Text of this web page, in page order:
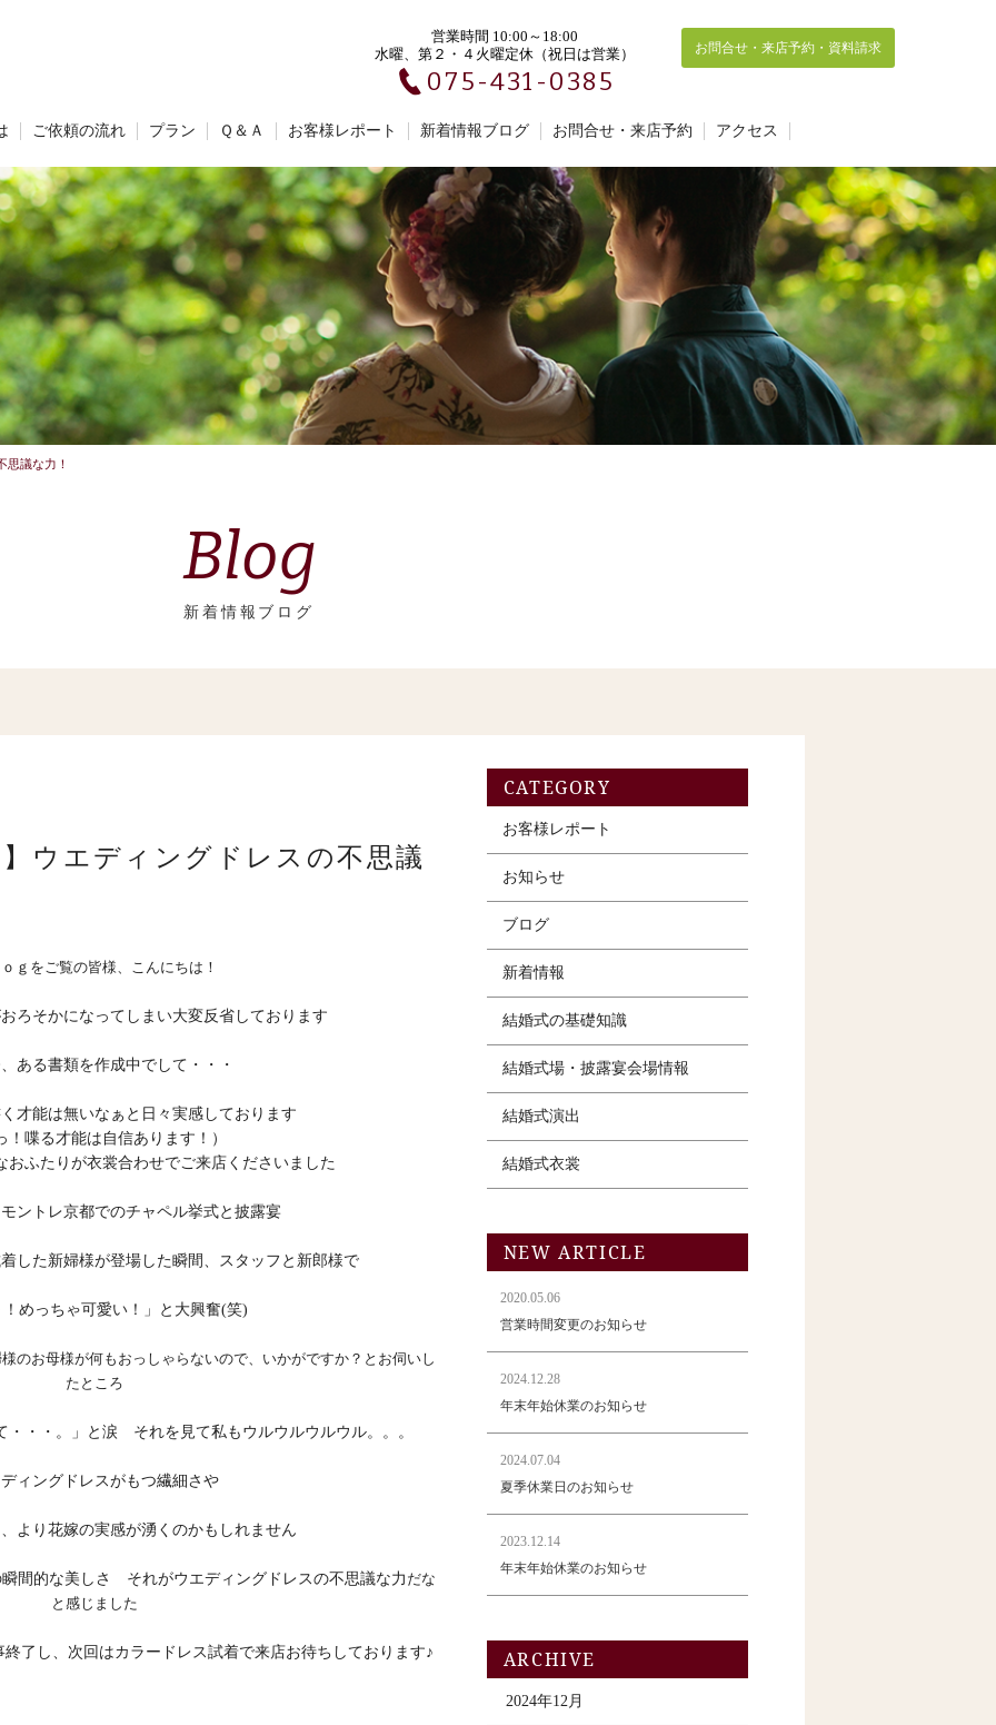
営業時間 10:00～18:00
水曜、第２・４火曜定休（祝日は営業）
075-431-0385
お問合せ・来店予約・資料請求
ご依頼の流れ プラン Ｑ＆Ａ お客様レポート 新着情報ブログ お問合せ・来店予約 アクセス
思議な力！
Blog
新着情報ブログ
ウエディングドレスの不思議
ｇをご覧の皆様、こんにちは！
ろそかになってしまい大変反省しております
ある書類を作成中でして・・・
才能は無いなぁと日々実感しております
！喋る才能は自信あります！）
おふたりが衣裳合わせでご来店くださいました
ントレ京都でのチャペル挙式と披露宴
した新婦様が登場した瞬間、スタッフと新郎様で
めっちゃ可愛い！」と大興奮(笑)
様のお母様が何もおっしゃらないので、いかがですか？とお伺いし
たところ
・・・。」と涙 それを見て私もウルウルウルウル。。。
ィングドレスがもつ繊細さや
より花嫁の実感が湧くのかもしれません
間的な美しさ それがウエディングドレスの不思議な力 だな
と感じました
了し、次回はカラードレス試着で来店お待ちしております♪
CATEGORY
お客様レポート
お知らせ
ブログ
新着情報
結婚式の基礎知識
結婚式場・披露宴会場情報
結婚式演出
結婚式衣裳
NEW ARTICLE
2020.05.06
営業時間変更のお知らせ
2024.12.28
年末年始休業のお知らせ
2024.07.04
夏季休業日のお知らせ
2023.12.14
年末年始休業のお知らせ
ARCHIVE
2024年12月